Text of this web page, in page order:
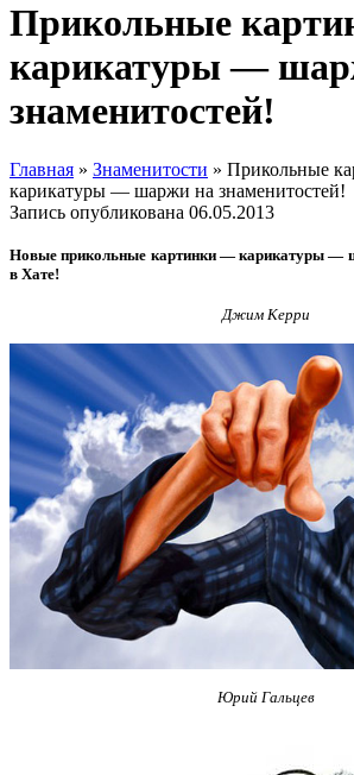
Прикольные
карикатуры —
знаменитостей!
Главная » Знаменитости » Прикольные
карикатуры — шаржи на знаменитостей!
Запись опубликована 06.05.2013
Новые прикольные картинки — карикатуры —
в Хате!
Джим Керри
Юрий Гальцев